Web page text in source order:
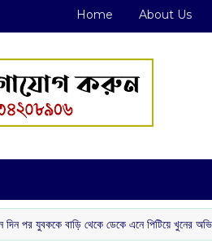
Home About Us
থেকে ডেকে এনে পিটিয়ে খুনের অভিযোগ গোপালনগরে